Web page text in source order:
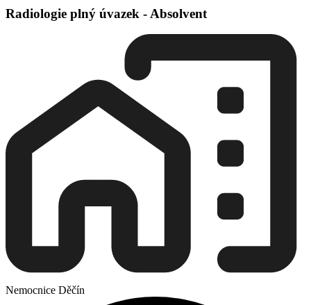
Radiologie plný úvazek - Absolvent
Nemocnice Děčín